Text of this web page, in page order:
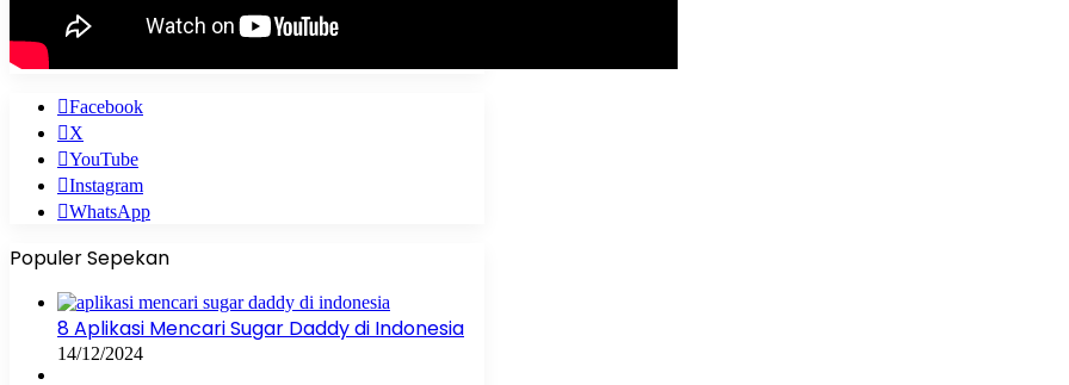
Facebook
X
YouTube
Instagram
WhatsApp
Populer Sepekan
8 Aplikasi Mencari Sugar Daddy di Indonesia
14/12/2024